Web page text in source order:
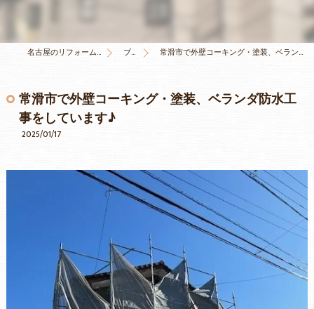
名古屋のリフォームはKRワークス ブログ 常滑市で外壁コーキング・塗装、ベランダ防水工事をしています♪
常滑市で外壁コーキング・塗装、ベランダ防水工
事をしています♪
2025/01/17